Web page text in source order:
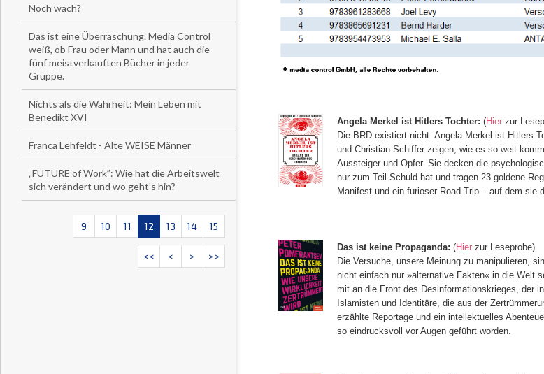
Noch wach?
Das ist eine Überraschung. Media Control
weiß, ob Frau oder Mann und hat auch die
fünf meistverkauften Bücher in jeder
Gruppe.
Nichts als die Wahrheit: Mein Leben mit
Benedikt XVI
Franca Lehfeldt - Alte WEISE Männer
„FUTURE of Work”: Wie hat die Arbeitswelt
sich verändert und wo geht’s hin?
9 10 11 12 13 14 15
<< < > >>
Angela Merkel ist Hitlers Tochter: (Hierzur
Die B RD existiert nicht. Angela Merkel ist Hitlers
und Christian Schiffer zeigen, wie es so weit
Aussteiger und Opfer. Sie decken die
nur zum Teil Schuld hat und tragen 23 goldene
Manifest und ein furioser Road Trip – auf dem sie
Das ist keine Propaganda: (Hierzur Leseprobe)
Die Versuche, unsere Meinung zu manipulieren,
nicht einfach nur »alternative Fakten« in die Welt
mit an die Front des Desinformationskrieges, der
Islamisten und Identitäre, die aus der
erzählte Reportage und ein intellektuelles
so eindrucksvoll vor Augen geführt worden.